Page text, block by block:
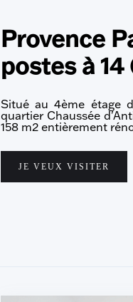
Provence
postes à
Situé au 4ème étage
quartier Chaussée
158 m2 entièrement
JE VEUX VISITER